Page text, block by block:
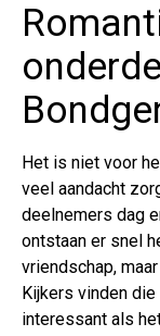
Het is niet voor
veel aandacht
deelnemers dag
ontstaan er snel
vriendschap,
Kijkers vinden
interessant als